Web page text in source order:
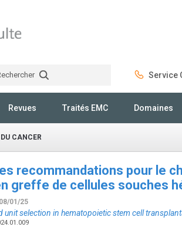
Service
Revues Traités EMC Domaines
CANCER
recommandations pour le
greffe de cellules souches
01/25
unit selection in hematopoietic stem cell